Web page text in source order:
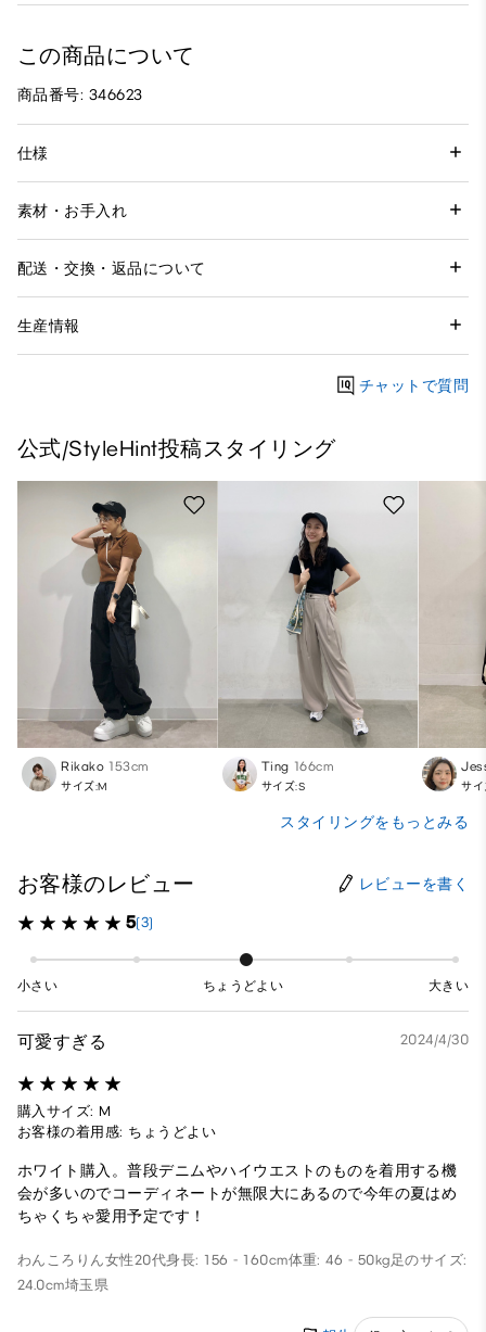
この商品について
商品番号: 346623
仕様
素材・お手入れ
配送・交換・返品について
生産情報
チャットで質問
公式/StyleHint投稿スタイリング
Rikako 153cm
サイズ:M
Ting 166cm
サイズ:S サ
スタイリングをもっとみる
お客様のレビュー レビューを書く
5(3)
小さい ちょうどよい 大きい
可愛すぎる 2024/4/30
購入サイズ: M
お客様の着用感: ちょうどよい
ホワイト購入。普段デニムやハイウエストのものを着用する機
会が多いのでコーディネートが無限大にあるので今年の夏はめ
ちゃくちゃ愛用予定です！
わんころりん女性20代身長: 156 - 160cm体重: 46 - 50kg足のサイズ:
24.0cm埼玉県